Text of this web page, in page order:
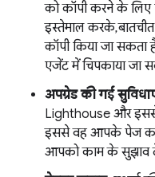
को कॉपी करने के लिए
इस्तेमाल करके, बातचीत
कॉपी किया जा सकता
एजेंट में चिपकाया जा
अपग्रेड की गई
Lighthouse और
इससे वह आपके पेज का
आपको काम के सुझाव